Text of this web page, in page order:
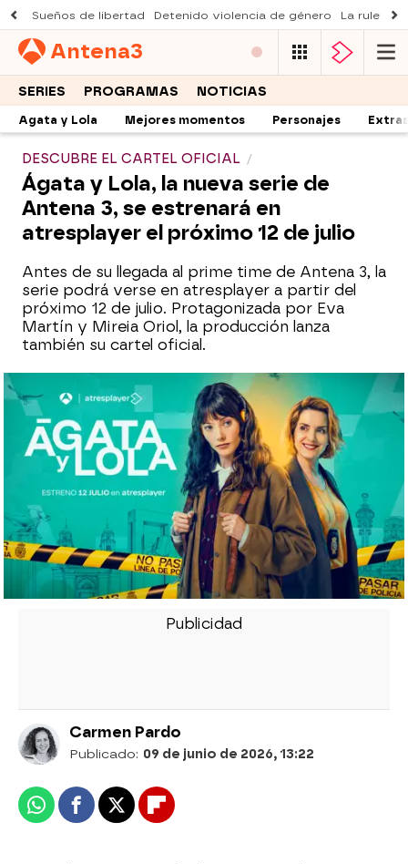
Sueños de libertad Detenido violencia de género La ruleta
Antena3
SERIES PROGRAMAS NOTICIAS
Agata y Lola Mejores momentos Personajes Extras
DESCUBRE EL CARTEL OFICIAL
Ágata y Lola, la nueva serie de
Antena 3, se estrenará en
atresplayer el próximo 12 de julio
Antes de su llegada al prime time de Antena 3, la
serie podrá verse en atresplayer a partir del
próximo 12 de julio. Protagonizada por Eva
Martín y Mireia Oriol, la producción lanza
también su cartel oficial.
Carmen Pardo
Publicado: 09 de junio de 2026, 13:22
WhatsappFacebook
X Flipboard